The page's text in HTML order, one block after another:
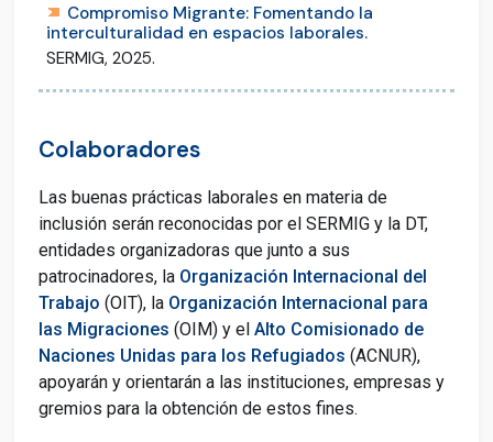
Compromiso Migrante: Fomentando la
interculturalidad en espacios laborales.
SERMIG, 2025.
Colaboradores
Las buenas prácticas laborales en materia de
inclusión serán reconocidas por el SERMIG y la DT,
entidades organizadoras que junto a sus
patrocinadores, la Organización Internacional del
Trabajo (OIT), la Organización Internacional para
las Migraciones (OIM) y elAlto Comisionado de
Naciones Unidas para los Refugiados (ACNUR),
apoyarán y orientarán a las instituciones, empresas y
gremios para la obtención de estos fines.